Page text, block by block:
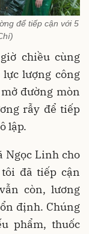
để tiếp cận với 5
chiều cùng
lượng công
đường mòn
rẫy để tiếp
lập.
Ngọc Linh cho
đã tiếp cận
còn, lương
định. Chúng
phẩm, thuốc